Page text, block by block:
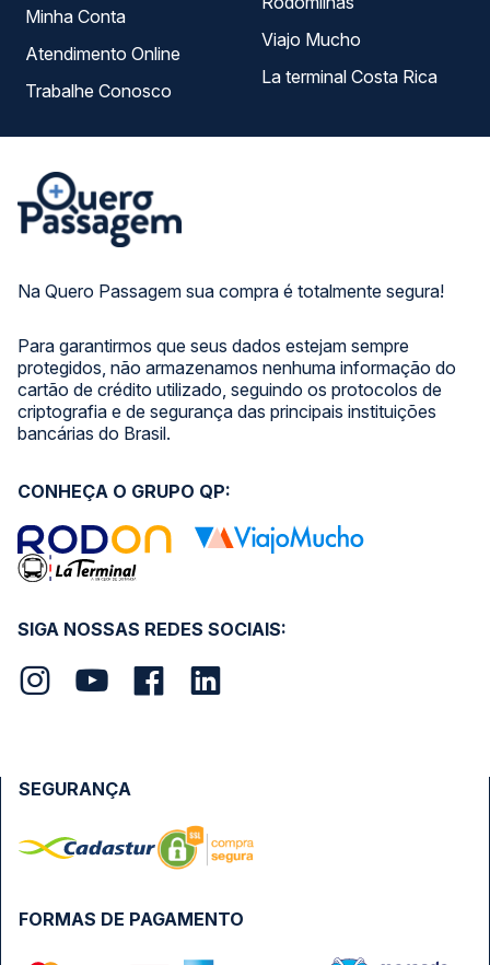
Na Quero Passagem sua compra é totalmente segura!
Para garantirmos que seus dados estejam sempre
protegidos, não armazenamos nenhuma informação do
cartão de crédito utilizado, seguindo os protocolos de
criptografia e de segurança das principais instituições
bancárias do Brasil.
Minha Conta
Atendimento Online
Trabalhe Conosco
Viajo Mucho
La terminal Costa Rica
SIGA NOSSAS REDES SOCIAIS:
CONHEÇA O GRUPO QP:
FORMAS DE PAGAMENTO
SEGURANÇA